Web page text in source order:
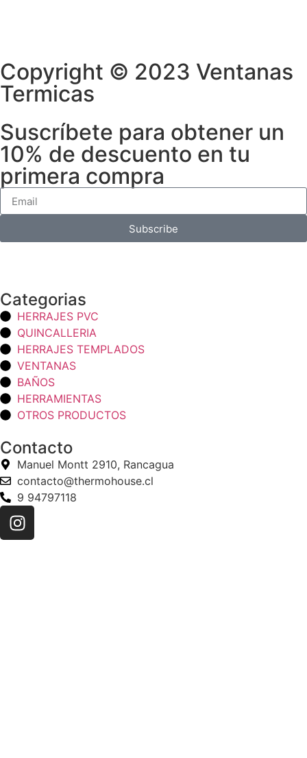
Copyright © 2023 Ventanas
Termicas
Suscríbete para obtener un
10% de descuento en tu
primera compra
Subscribe
Categorias
HERRAJES PVC
QUINCALLERIA
HERRAJES TEMPLADOS
VENTANAS
BAÑOS
HERRAMIENTAS
OTROS PRODUCTOS
Contacto
Manuel Montt 2910, Rancagua
contacto@thermohouse.cl
9 94797118